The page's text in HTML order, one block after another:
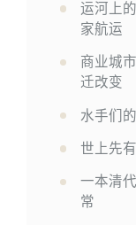
运河上
家航运
商业城
迁改变
水手们
世上先
一本清
常